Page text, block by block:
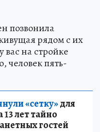
позвонила
рядом с их
на стройке
человек пять-
«сетку»для
лет тайно
гостей